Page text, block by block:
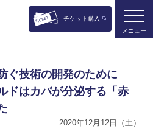
チケット購入
メニュー
ぐ技術の開発のために
ドはカバが分泌する「赤
2020年12月12日（土）